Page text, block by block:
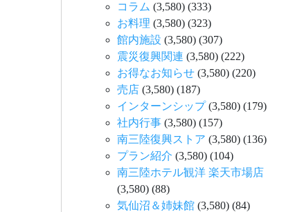
コラム (3,580) (333)
お料理 (3,580) (323)
館内施設 (3,580) (307)
震災復興関連 (3,580) (222)
お得なお知らせ (3,580) (220)
売店 (3,580) (187)
インターンシップ(3,580) (179)
社内行事 (3,580) (157)
南三陸復興ストア (3,580) (136)
プラン紹介 (3,580) (104)
南三陸ホテル観洋 楽天市場店
(3,580) (88)
気仙沼＆姉妹館 (3,580) (84)